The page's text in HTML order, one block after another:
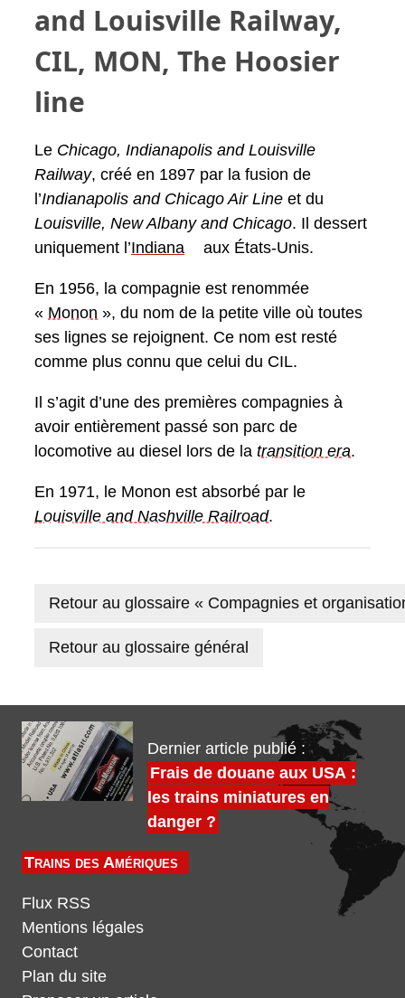
and Louisville Railway,
CIL, MON, The Hoosier
line
Le Chicago, Indianapolis and Louisville
Railway, créé en 1897 par la fusion de
l’Indianapolis and Chicago Air Line et du
Louisville, New Albany and Chicago. Il dessert
uniquement l’Indiana aux États-Unis.
En 1956, la compagnie est renommée
« Monon », du nom de la petite ville où toutes
ses lignes se rejoignent. Ce nom est resté
comme plus connu que celui du CIL.
Il s’agit d’une des premières compagnies à
avoir entièrement passé son parc de
locomotive au diesel lors de la transition era.
En 1971, le Monon est absorbé par le
Louisville and Nashville Railroad.
Retour au glossaire « Compagnies et
Retour au glossaire général
Dernier article publié :
Frais de douane aux USA :
les trains miniatures en
danger ?
Trains des Amériques
Flux RSS
Mentions légales
Contact
Plan du site